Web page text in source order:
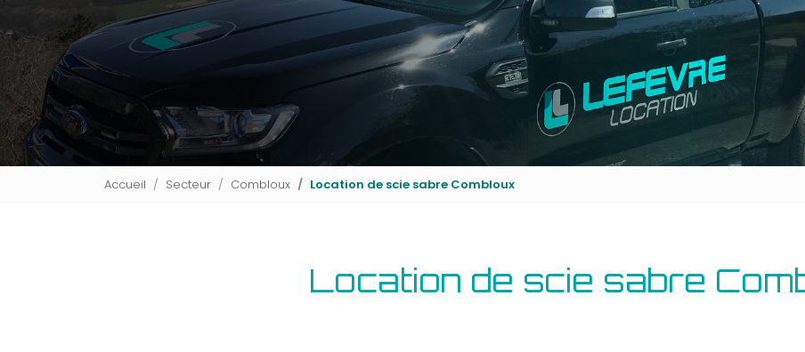
Accueil Secteur Combloux Location de scie sabre Combloux
Location de scie sabre